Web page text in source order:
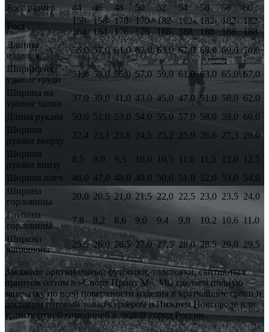
Росс размер
44 46 48 50 52 54 56 58
60
Рост
158-
164
158-
164
170-
176
170-
176
182-
188
182-
188
182-
188
182-
188
182-
188
Длинна
изделия
56,0 57,0 61,0 62,0 63,0 67,0 68,0 69,0 70,0
Ширина на
уровне груди
51,0 53,0 55,0 57,0 59,0 61,0 63,0 65,0 67,0
Ширина на
уровне талии
37,0 39,0 41,0 43,0 45,0 47,0 51,0 58,0 62,0
Длина рукава
50,0 51,0 53,0 54,0 55,0 57,0 58,0 59,0 60,0
Ширина
рукава вверху
22,4 23,1 23,8 24,5 25,2 25,9 26,6 27,3 28,0
Ширина
рукава внизу
8,5 9,0 9,5 10,0 10,5 11,0 11,5 12,0
12,5
Ширина плеч
46,0 47,0 48,0 49,0 50,0 51,0 52,0 53,0 54,0
Ширина
горловины
20,0 20,5 21,0 21,5 22,0 22,5 23,0 23,5 24,0
Глубина
горловины
7,8 8,2 8,6 9,0 9,4 9,8 10,2 10,6 11,0
Ширина
капюшона
25,5 26,0 26,5 27,0 27,5 28,0 28,5 29,0 29,5
Закажите оригинальные футболки, толстовки, свитшоты с
принтом оптом в «Спорт Принт М». Мы сделаем полную
запечатку по всей поверхности изделия в кратчайшие сроки и
доставим готовый товар курьером в Нижнем Новгороде или
транспортной компанией в любой город России.